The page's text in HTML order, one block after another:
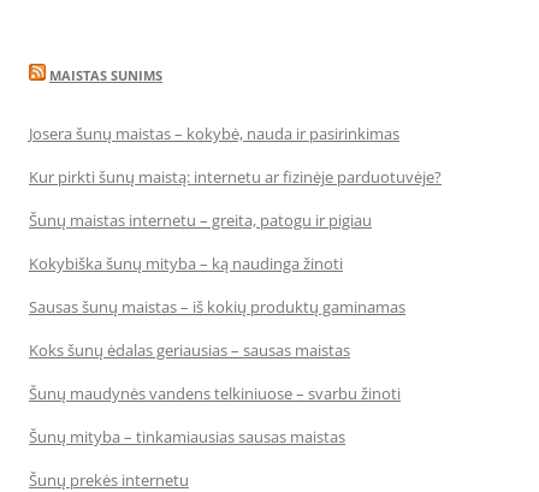
MAISTAS SUNIMS
Josera šunų maistas – kokybė, nauda ir pasirinkimas
Kur pirkti šunų maistą: internetu ar fizinėje parduotuvėje?
Šunų maistas internetu – greita, patogu ir pigiau
Kokybiška šunų mityba – ką naudinga žinoti
Sausas šunų maistas – iš kokių produktų gaminamas
Koks šunų ėdalas geriausias – sausas maistas
Šunų maudynės vandens telkiniuose – svarbu žinoti
Šunų mityba – tinkamiausias sausas maistas
Šunų prekės internetu